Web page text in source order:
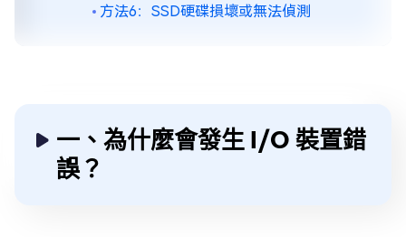
方法6：SSD硬碟損壞或無法偵測
一、為什麼會發生 I/O 裝置錯
誤？